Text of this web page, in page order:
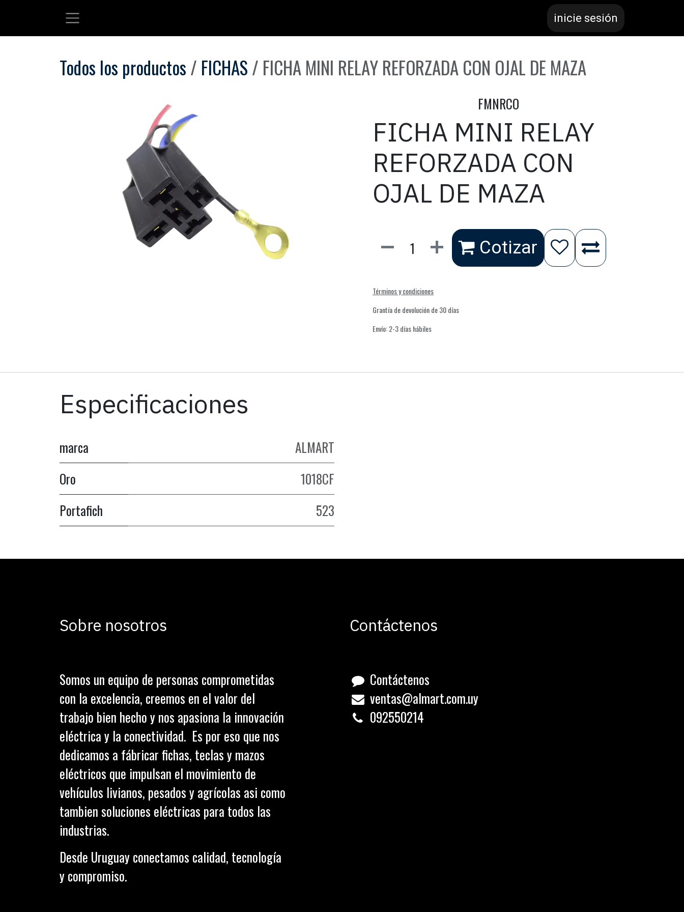
Ir al contenido inicie sesión
Todos los productos FICHAS FICHA MINI RELAY REFORZADA CON OJAL DE MAZA
FMNRCO
FICHA MINI RELAY
REFORZADA CON
OJAL DE MAZA
Cotizar
Términos y condiciones
Grantía de devolución de 30 días
Envío: 2-3 días hábiles
Especificaciones
marca
ALMART
Oro
1018CF
Portafich
523
Sobre nosotros
Somos un equipo de personas comprometidas
con la excelencia, creemos en el valor del
trabajo bien hecho y nos apasiona la innovación
eléctrica y la conectividad. Es por eso que nos
dedicamos a fábricar fichas, teclas y mazos
eléctricos que impulsan el movimiento de
vehículos livianos, pesados y agrícolas asi como
tambien soluciones eléctricas para todos las
industrias.
Desde Uruguay conectamos calidad, tecnología
y compromiso.
Contáctenos
Contáctenos
ventas@almart.com.uy
092550214